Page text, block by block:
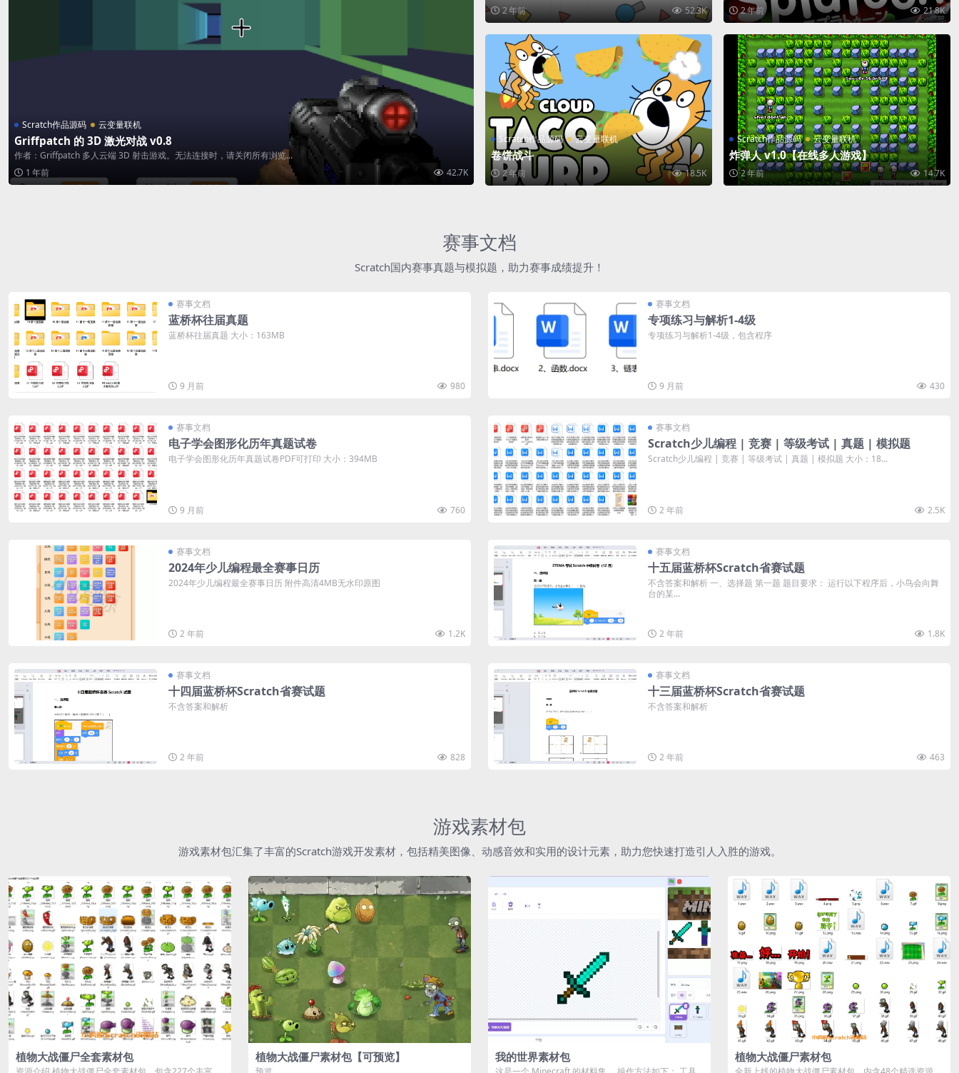
Scratch作品源码 云变量联机
Griffpatch 的 3D 激光对战 v0.8
作者：Griffpatch 多人云端 3D 射击游戏。无法连接时，请关闭所有浏览...
1 年前
42.7K
2 年前 52.3K 2 年前 21.8K
Scratch作品源码 云变量联机
卷饼战斗
2 年前 18.5K
Scratch作品源码 云变量联机
炸弹人 v1.0【在线多人游戏】
2 年前 14.7K
赛事文档
Scratch国内赛事真题与模拟题，助力赛事成绩提升！
赛事文档
蓝桥杯往届真题
蓝桥杯往届真题 大小：163MB
9 月前 980
赛事文档
专项练习与解析1-4级
专项练习与解析1-4级，包含程序
9 月前 430
赛事文档
电子学会图形化历年真题试卷
电子学会图形化历年真题试卷PDF可打印 大小：394MB
9 月前 760
赛事文档
Scratch少儿编程 | 竞赛 | 等级考试 | 真题 | 模拟题
Scratch少儿编程 | 竞赛 | 等级考试 | 真题 | 模拟题 大小：18...
2 年前 2.5K
赛事文档
2024年少儿编程最全赛事日历
2024年少儿编程最全赛事日历 附件高清4MB无水印原图
2 年前 1.2K
赛事文档
十五届蓝桥杯Scratch省赛试题
不含答案和解析 一、选择题 第一题 题目要求： 运行以下程序后，小鸟会向舞
台的某...
2 年前 1.8K
赛事文档
十四届蓝桥杯Scratch省赛试题
不含答案和解析
2 年前 828
赛事文档
十三届蓝桥杯Scratch省赛试题
不含答案和解析
2 年前 463
游戏素材包
游戏素材包汇集了丰富的Scratch游戏开发素材，包括精美图像、动感音效和实用的设计元素，助力您快速打造引人入胜的游戏。
植物大战僵尸全套素材包 植物大战僵尸素材包【可预览】 我的世界素材包 植物大战僵尸素材包